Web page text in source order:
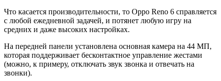
Что касается производительности, то Oppo Reno 6 справляется
с любой ежедневной задачей, и потянет любую игру на
средних и даже высоких настройках.
На передней панели установлена ​​основная камера на 44 МП,
которая поддерживает бесконтактное управление жестами
(можно, к примеру, отключать звук звонка и отвечать на
звонки).